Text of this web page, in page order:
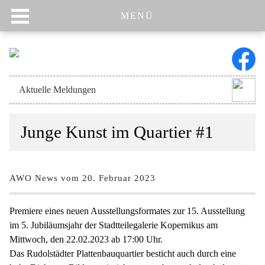
Navigation
überspringen
Aktuelle Meldungen
Junge Kunst im Quartier #1
AWO News vom 20. Februar 2023
Premiere eines neuen Ausstellungsformates zur 15. Ausstellung
im 5. Jubiläumsjahr der Stadtteilegalerie Kopernikus am
Mittwoch, den 22.02.2023 ab 17:00 Uhr.
Das Rudolstädter Plattenbauquartier besticht auch durch eine
MENÜ